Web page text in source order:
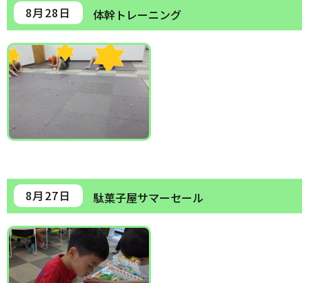
8月28日 体幹トレーニング
8月27日 駄菓子屋サマーセール